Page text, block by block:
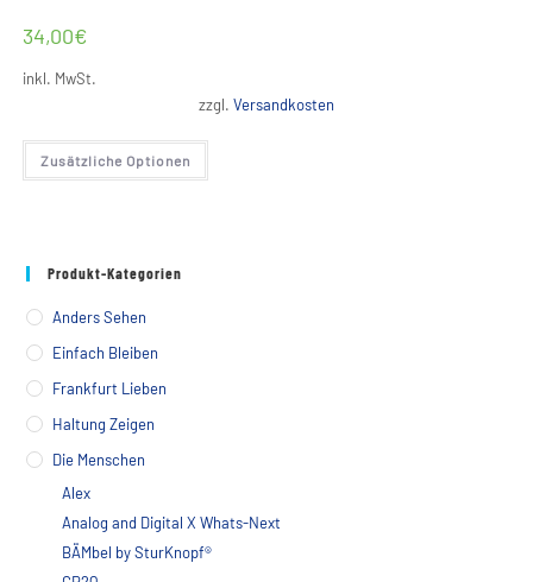
34,00€
inkl. MwSt.
zzgl. Versandkosten
Zusätzliche Optionen
Dieses
weist
Produkt-Kategorien
Anders Sehen
Einfach Bleiben
Frankfurt Lieben
Haltung Zeigen
Die Menschen
Alex
Analog and Digital X Whats-Next
BÄMbel by SturKnopf®